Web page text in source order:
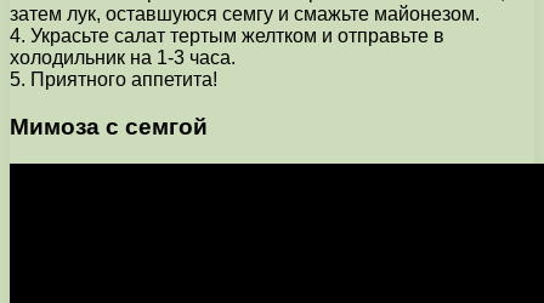
затем лук, оставшуюся семгу и смажьте майонезом.
4. Украсьте салат тертым желтком и отправьте в
холодильник на 1-3 часа.
5. Приятного аппетита!
Мимоза с семгой